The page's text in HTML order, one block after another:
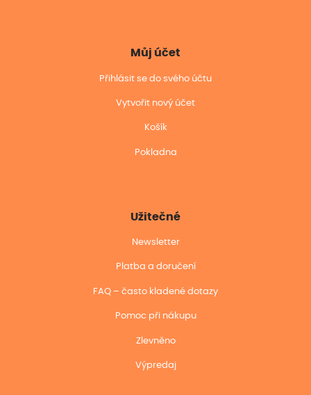
Můj účet
Přihlásit se do svého účtu
Vytvořit nový účet
Košík
Pokladna
Užitečné
Newsletter
Platba a doručení
FAQ – často kladené dotazy
Pomoc při nákupu
Zlevněno
Výpredaj